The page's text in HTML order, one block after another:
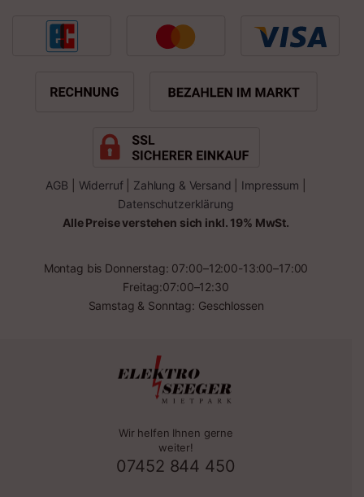
AGB Widerruf| Zahlung & Versand Impressum
Datenschutzerklärung
Alle Preise verstehen sich inkl. 19% MwSt.
Montag bis Donnerstag: 07:00–12:00-13:00–17:00
Freitag:07:00–12:30
Samstag & Sonntag: Geschlossen
Wir helfen Ihnen gerne
weiter!
07452 844 450